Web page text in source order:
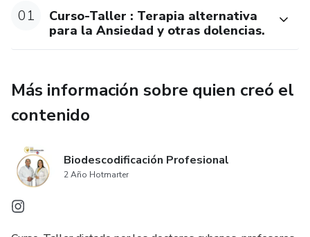
Ofrece alternativas de sanación emocional y física para
lograr estados de bienestar, plenitud, paz interior y
autoestima. Incrementa la resiliencia, creatividad,
flexibilidad y las creencias potenciadoras.
Biodescodificación Profesional, que te servirán a manera de
importante introducción para optar por Certificarte y/o
poder aplicarlo en tu vida profesional, personal y otras
personas.
01
Curso-Taller : Terapia alternativa
para la Ansiedad y otras dolencias.
Más información sobre quien creó el
contenido
Biodescodificación Profesional
2 Año Hotmarter